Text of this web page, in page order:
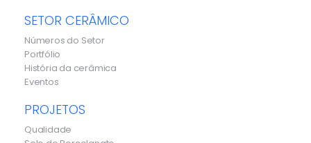
SETOR CERÂMICO
Números do Setor
Portfólio
História da cerâmica
Eventos
PROJETOS
Qualidade